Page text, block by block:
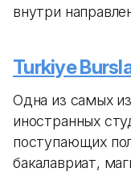
внутри
Turkiye
Одна из самых
иностранных
поступающих
бакалавриат,